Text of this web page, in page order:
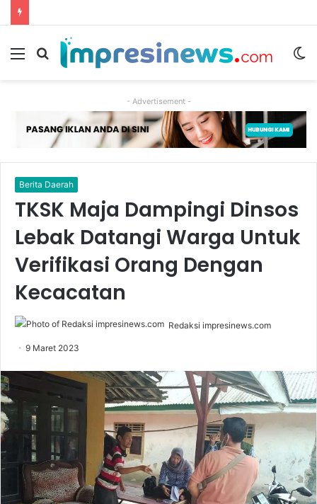
Menu
Cari
- Advertisement -
Berita Daerah
TKSK Maja Dampingi Dinsos
Lebak Datangi Warga Untuk
Verifikasi Orang Dengan
Kecacatan
Redaksi impresinews.com
9 Maret 2023